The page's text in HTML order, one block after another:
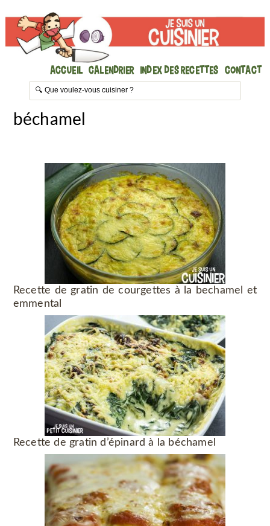
Accueil Calendrier Index des recettes Contact
béchamel
Recette de gratin de courgettes à la bechamel et
emmental
Recette de gratin d’épinard à la béchamel